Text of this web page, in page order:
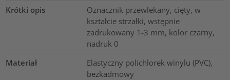
Krótki opis
Oznacznik przewlekany, cięty, w
kształcie strzałki, wstępnie
zadrukowany 1-3 mm, kolor czarny,
nadruk 0
Materiał
Elastyczny polichlorek winylu (PVC),
bezkadmowy